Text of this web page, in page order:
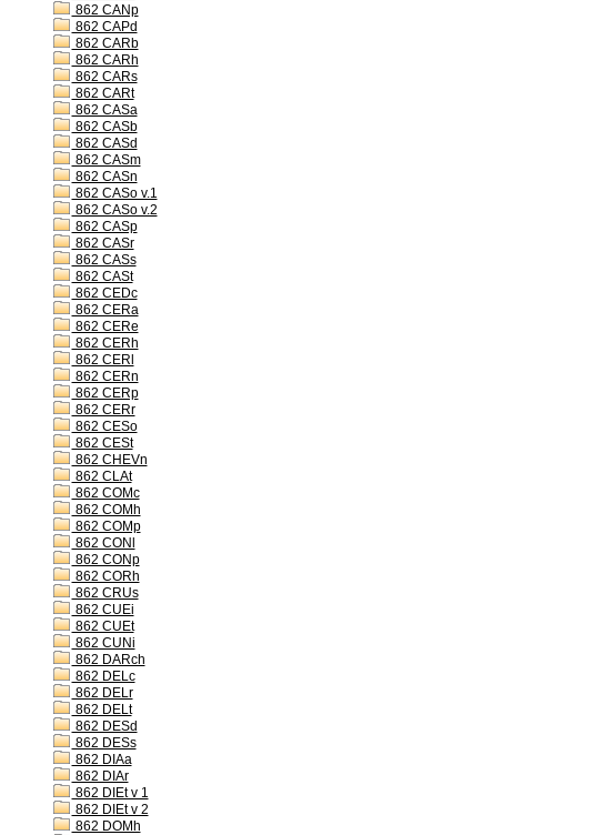
862 CANp
862 CAPd
862 CARb
862 CARh
862 CARs
862 CARt
862 CASa
862 CASb
862 CASd
862 CASm
862 CASn
862 CASo v.1
862 CASo v.2
862 CASp
862 CASr
862 CASs
862 CASt
862 CEDc
862 CERa
862 CERe
862 CERh
862 CERl
862 CERn
862 CERp
862 CERr
862 CESo
862 CESt
862 CHEVn
862 CLAt
862 COMc
862 COMh
862 COMp
862 CONl
862 CONp
862 CORh
862 CRUs
862 CUEi
862 CUEt
862 CUNi
862 DARch
862 DELc
862 DELr
862 DELt
862 DESd
862 DESs
862 DIAa
862 DIAr
862 DIEt v 1
862 DIEt v 2
862 DOMh